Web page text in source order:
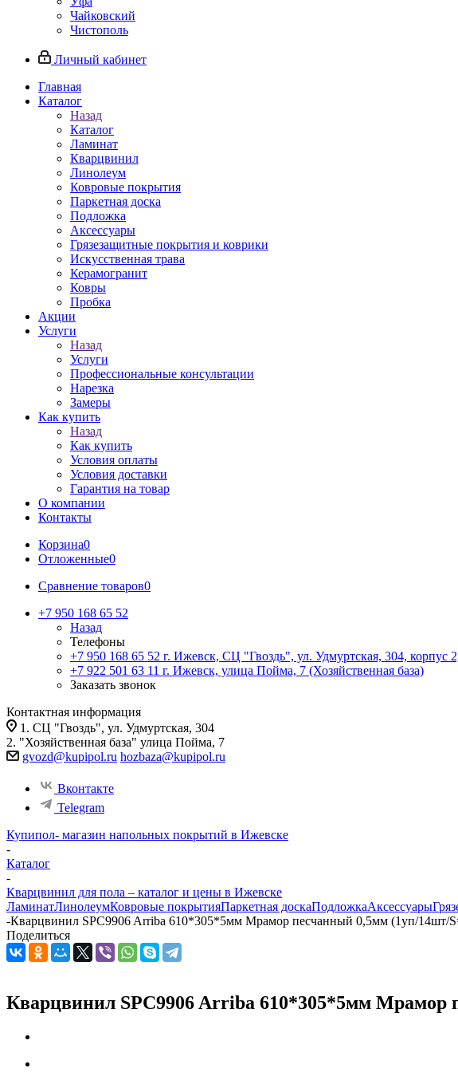
Чайковский
Чистополь
Личный кабинет
Главная
Каталог
Назад
Каталог
Ламинат
Кварцвинил
Линолеум
Ковровые покрытия
Паркетная доска
Подложка
Аксессуары
Грязезащитные покрытия и коврики
Искусственная трава
Керамогранит
Ковры
Пробка
Акции
Услуги
Назад
Услуги
Профессиональные консультации
Нарезка
Замеры
Как купить
Назад
Как купить
Условия оплаты
Условия доставки
Гарантия на товар
О компании
Контакты
Корзина0
Отложенные0
Сравнение товаров0
+7 950 168 65 52
Назад
Телефоны
+7 950 168 65 52 г. Ижевск, СЦ "Гвоздь", ул. Удмуртская, 304, корпус
+7 922 501 63 11 г. Ижевск, улица Пойма, 7 (Хозяйственная база)
Заказать звонок
Контактная информация
1. СЦ "Гвоздь", ул. Удмуртская, 304
2. "Хозяйственная база" улица Пойма, 7
gvozd@kupipol.ru hozbaza@kupipol.ru
Вконтакте
Telegram
Купипол- магазин напольных покрытий в Ижевске
-
Каталог
-
Кварцвинил для пола – каталог и цены в Ижевске
ЛаминатЛинолеумКовровые покрытияПаркетная доскаПодложкаАксессуары
-Кварцвинил SPC9906 Arriba 610*305*5мм Мрамор песчанный 0,5мм (1уп/14шт/
Поделиться
Кварцвинил SPC9906 Arriba 610*305*5мм Мрамор